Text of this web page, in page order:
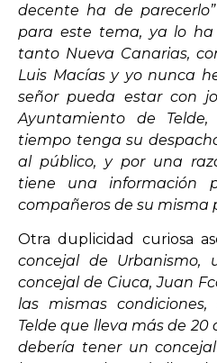
decente ha de
para este tema, ya lo
tanto Nueva Canarias,
Luis Macías y yo nunca
señor pueda estar con
Ayuntamiento de
tiempo tenga su
al público, y por una
tiene una información
compañeros de su misma
Otra duplicidad curiosa
concejal de
concejal de Ciuca, Juan
las mismas
Telde que lleva más de 20
debería tener un